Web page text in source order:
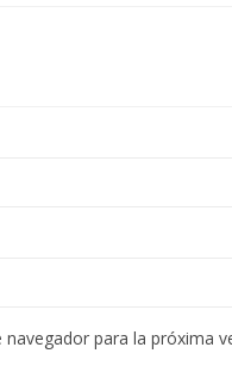
para la próxima